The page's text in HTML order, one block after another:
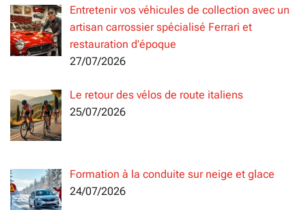
Entretenir vos véhicules de collection avec un
artisan carrossier spécialisé Ferrari et
restauration d’époque
27/07/2026
Le retour des vélos de route italiens
25/07/2026
Formation à la conduite sur neige et glace
24/07/2026